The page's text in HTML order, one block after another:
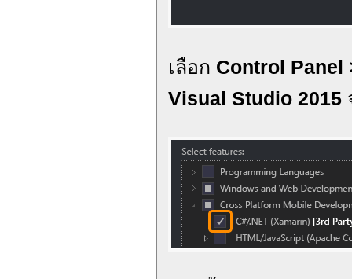
เลือก Control Panel
Visual Studio 2015